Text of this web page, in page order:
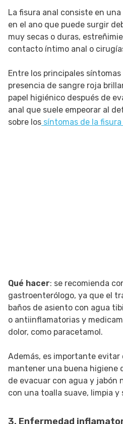
La fisura anal consiste en
en el ano que puede surgir
muy secas o duras,
contacto íntimo anal o
Entre los principales
presencia de sangre roja
papel higiénico después de
anal que suele empeorar al
sobre los síntomas de la fisura
Qué hacer: se recomienda
gastroenterólogo, ya que el
baños de asiento con agua
o antiinflamatorias y
dolor, como paracetamol.
Además, es importante
mantener una buena higiene
de evacuar con agua y jabón
con una toalla suave, limpia y
3. Enfermedad